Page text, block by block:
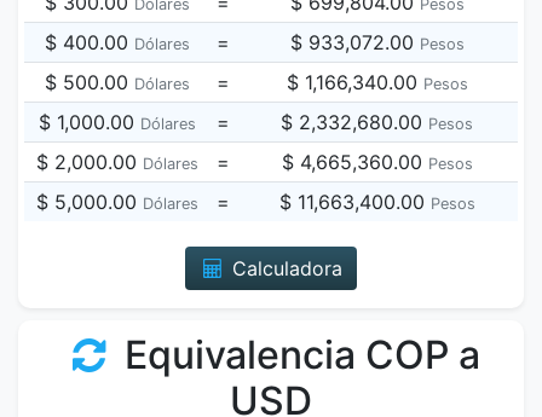
Dólares Pesos
$ 400.00 Dólares = $ 933,072.00 Pesos
$ 500.00 Dólares = $ 1,166,340.00 Pesos
$ 1,000.00 Dólares = $ 2,332,680.00 Pesos
$ 2,000.00 Dólares = $ 4,665,360.00 Pesos
$ 5,000.00 Dólares = $ 11,663,400.00 Pesos
Calculadora
Equivalencia COP a
USD